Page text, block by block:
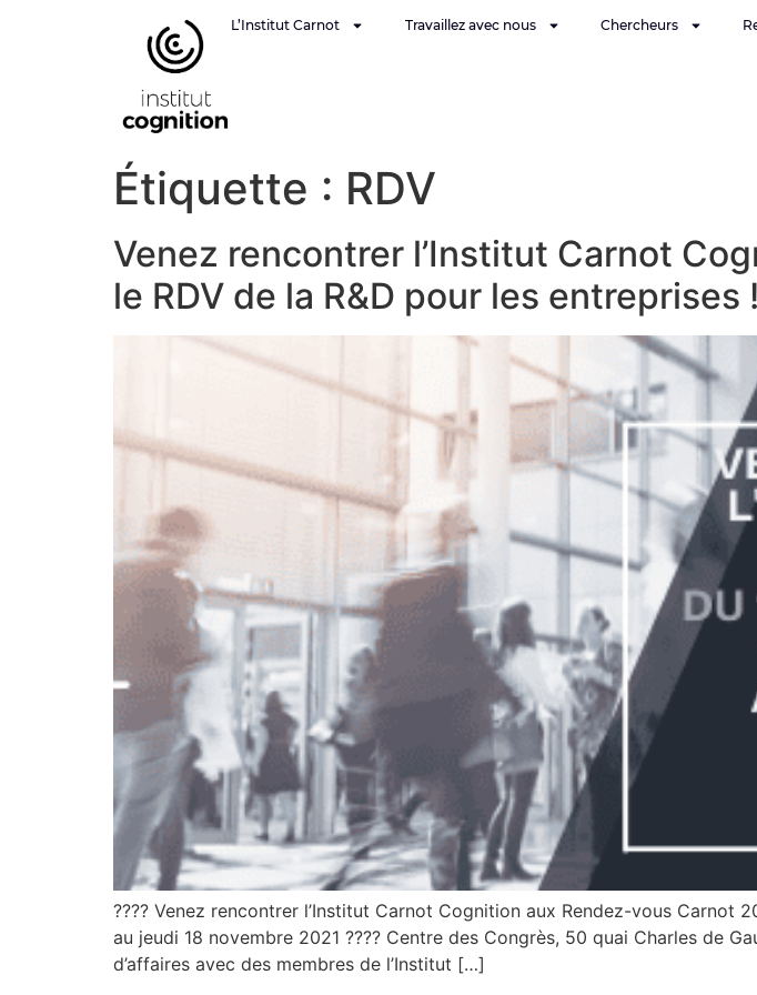
L’Institut Carnot Travaillez avec nous Chercheurs
Étiquette : RDV
Venez rencontrer l’Institut Carnot
le RDV de la R&D pour les entreprises !
???? Venez rencontrer l’Institut Carnot Cognition aux Rendez-vous Carnot
au jeudi 18 novembre 2021 ???? Centre des Congrès, 50 quai Charles de
d’affaires avec des membres de l’Institut […]